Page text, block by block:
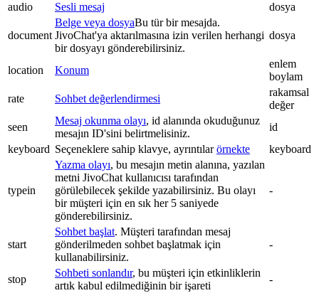
audio
Sesli mesaj dosya
document
Belge veya dosyaBu tür bir mesajda.
JivoChat'ya aktarılmasına izin verilen herhangi
bir dosyayı gönderebilirsiniz.
dosya
location Konum
enlem
boylam
rate
Sohbet değerlendirmesi
rakamsal
değer
seen
Mesaj okunma olayı, id alanında okuduğunuz
mesajın ID'sini belirtmelisiniz.
id
keyboard Seçeneklere sahip klavye, ayrıntılarörnekte keyboard
typein
Yazma olayı, bu mesajın metin alanına, yazılan
metni JivoChat kullanıcısı tarafından
görülebilecek şekilde yazabilirsiniz. Bu olayı
bir müşteri için en sık her 5 saniyede
gönderebilirsiniz.
-
start
Sohbet başlat. Müşteri tarafından mesaj
gönderilmeden sohbet başlatmak için
kullanabilirsiniz.
-
stop
Sohbeti sonlandır, bu müşteri için etkinliklerin
artık kabul edilmediğinin bir işareti
-